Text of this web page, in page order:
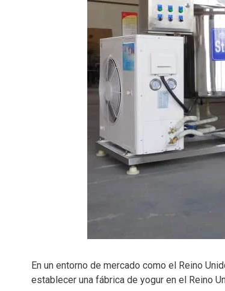
En un entorno de mercado como el Reino
establecer una fábrica de yogur en el Reino